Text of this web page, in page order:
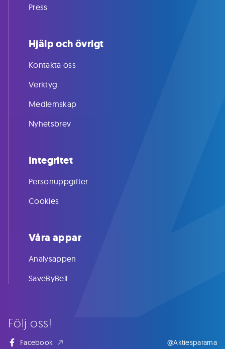
Följ oss!
Facebook @Aktiespararna
Press
Hjälp och övrigt
Kontakta oss
Verktyg
Medlemskap
Nyhetsbrev
Integritet
Personuppgifter
Cookies
Våra appar
Analysappen
SaveByBell